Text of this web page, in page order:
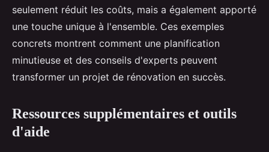
seulement réduit les coûts, mais a également apporté
une touche unique à l'ensemble. Ces exemples
concrets montrent comment une planification
minutieuse et des conseils d'experts peuvent
transformer un projet de rénovation en succès.
Ressources supplémentaires et outils
d'aide